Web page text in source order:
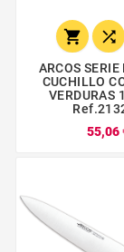
 
ARCOS SERIE
CUCHILLO
VERDURAS
55,06